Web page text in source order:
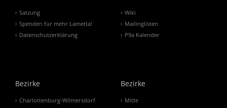
Satzung
Spenden für mehr Lametta!
Datenschutzerklärung
Wiki
Mailinglisten
P9a Kalender
Bezirke
Charlottenburg-Wilmersdorf
Bezirke
Mitte